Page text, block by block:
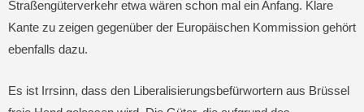
Straßengüterverkehr etwa wären schon mal ein Anfang. Klare
Kante zu zeigen gegenüber der Europäischen Kommission gehört
ebenfalls dazu.
Es ist Irrsinn, dass den Liberalisierungsbefürwortern aus Brüssel